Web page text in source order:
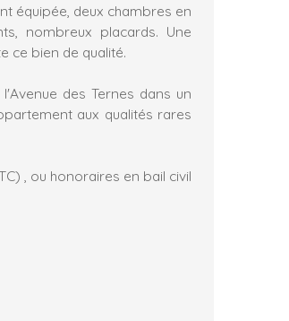
équipée, deux chambres en
nombreux placards. Une
ce bien de qualité.
des Ternes dans un
aux qualités rares
, ou honoraires en bail civil